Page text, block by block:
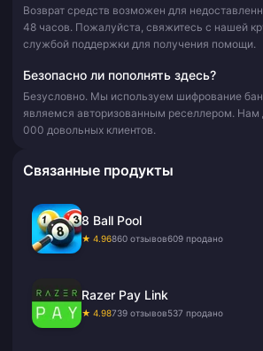
Возврат средств возможен для
48 часов. Пожалуйста, свяжитесь с нашей
службой поддержки для получения помощи.
Безопасно ли пополнять здесь?
Безусловно. Мы используем шифрование
являемся авторизованным реселлером. Нам
000 довольных клиентов.
Связанные продукты
8 Ball Pool
★ 4.96860 отзывов609 продано
Razer Pay Link
★ 4.98739 отзывов537 продано